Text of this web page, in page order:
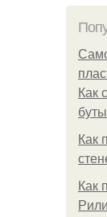
Как
Как
Как